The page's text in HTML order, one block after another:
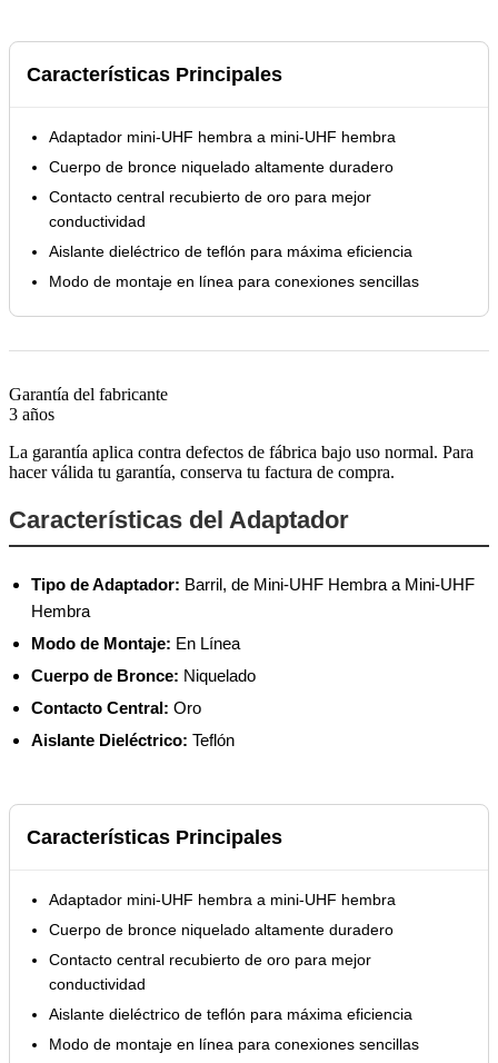
Características Principales
Adaptador mini-UHF hembra a mini-UHF hembra
Cuerpo de bronce niquelado altamente duradero
Contacto central recubierto de oro para mejor
conductividad
Aislante dieléctrico de teflón para máxima eficiencia
Modo de montaje en línea para conexiones sencillas
Garantía del fabricante
3 años
La garantía aplica contra defectos de fábrica bajo uso normal. Para
hacer válida tu garantía, conserva tu factura de compra.
Características del Adaptador
Tipo de Adaptador: Barril, de Mini-UHF Hembra a Mini-UHF
Hembra
Modo de Montaje: En Línea
Cuerpo de Bronce: Niquelado
Contacto Central: Oro
Aislante Dieléctrico: Teflón
Características Principales
Adaptador mini-UHF hembra a mini-UHF hembra
Cuerpo de bronce niquelado altamente duradero
Contacto central recubierto de oro para mejor
conductividad
Aislante dieléctrico de teflón para máxima eficiencia
Modo de montaje en línea para conexiones sencillas